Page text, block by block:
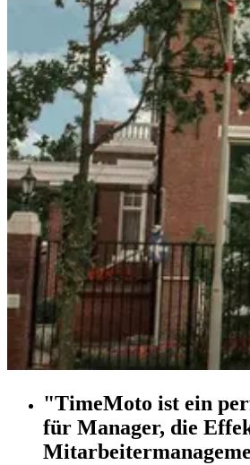
"TimeMoto ist ein
für Manager, die